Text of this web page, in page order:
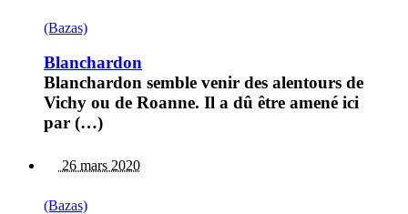
(Bazas)
Blanchardon
Blanchardon semble venir des alentours de
Vichy ou de Roanne. Il a dû être amené ici
par (…)
26 mars 2020
(Bazas)